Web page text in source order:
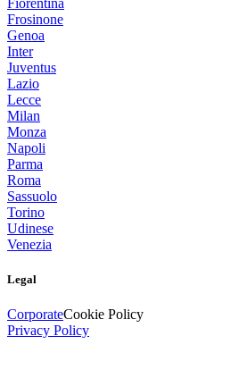
Fiorentina
Frosinone
Genoa
Inter
Juventus
Lazio
Lecce
Milan
Monza
Napoli
Parma
Roma
Sassuolo
Torino
Udinese
Venezia
Legal
CorporateCookie Policy
Privacy Policy